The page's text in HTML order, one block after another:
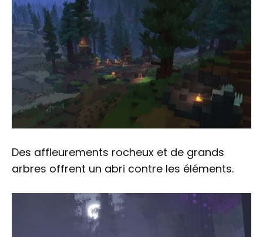
Des affleurements rocheux et de grands
arbres offrent un abri contre les éléments.